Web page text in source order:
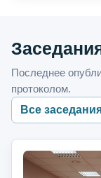
Последнее
протоколом.
Все